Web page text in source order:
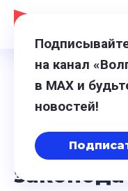
12 июля 2024, 14:58
На
на канал
в МАХ и
новостей!